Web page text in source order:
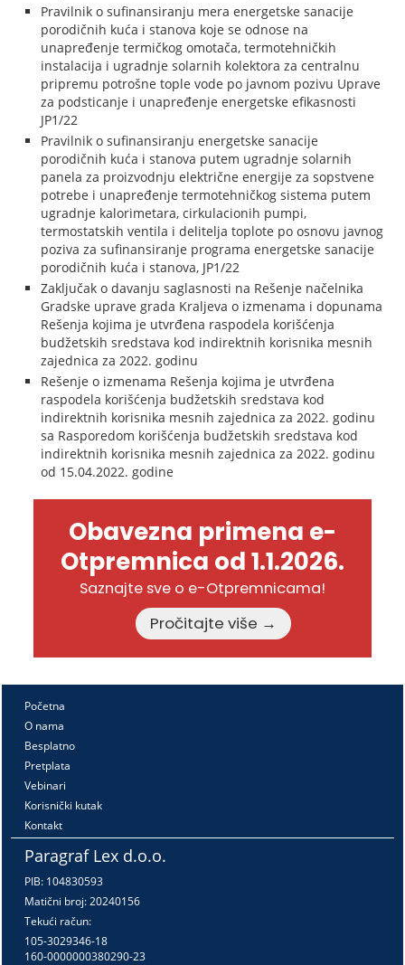
Pravilnik o sufinansiranju mera energetske sanacije
porodičnih kuća i stanova koje se odnose na
unapređenje termičkog omotača, termotehničkih
instalacija i ugradnje solarnih kolektora za centralnu
pripremu potrošne tople vode po javnom pozivu Uprave
za podsticanje i unapređenje energetske efikasnosti
JP1/22
Pravilnik o sufinansiranju energetske sanacije
porodičnih kuća i stanova putem ugradnje solarnih
panela za proizvodnju električne energije za sopstvene
potrebe i unapređenje termotehničkog sistema putem
ugradnje kalorimetara, cirkulacionih pumpi,
termostatskih ventila i delitelja toplote po osnovu javnog
poziva za sufinansiranje programa energetske sanacije
porodičnih kuća i stanova, JP1/22
Zaključak o davanju saglasnosti na Rešenje načelnika
Gradske uprave grada Kraljeva o izmenama i dopunama
Rešenja kojima je utvrđena raspodela korišćenja
budžetskih sredstava kod indirektnih korisnika mesnih
zajednica za 2022. godinu
Rešenje o izmenama Rešenja kojima je utvrđena
raspodela korišćenja budžetskih sredstava kod
indirektnih korisnika mesnih zajednica za 2022. godinu
sa Rasporedom korišćenja budžetskih sredstava kod
indirektnih korisnika mesnih zajednica za 2022. godinu
od 15.04.2022. godine
Obavezna primena e-
Otpremnica od 1.1.2026.
Saznajte sve o e-Otpremnicama!
Pročitajte više →
Početna
O nama
Besplatno
Pretplata
Vebinari
Korisnički kutak
Kontakt
Paragraf Lex d.o.o.
PIB: 104830593
Matični broj: 20240156
Tekući račun:
105-3029346-18
160-0000000380290-23